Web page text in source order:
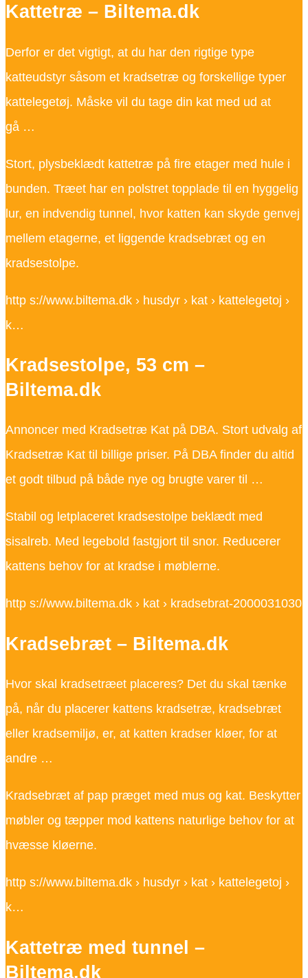
Kattetræ – Biltema.dk
Derfor er det vigtigt, at du har den rigtige type
katteudstyr såsom et kradsetræ og forskellige typer
kattelegetøj. Måske vil du tage din kat med ud at
gå …
Stort, plysbeklædt kattetræ på fire etager med hule i
bunden. Træet har en polstret topplade til en hyggelig
lur, en indvendig tunnel, hvor katten kan skyde genvej
mellem etagerne, et liggende kradsebræt og en
kradsestolpe.
http s://www.biltema.dk › husdyr › kat › kattelegetoj ›
k…
Kradsestolpe, 53 cm –
Biltema.dk
Annoncer med Kradsetræ Kat på DBA. Stort udvalg af
Kradsetræ Kat til billige priser. På DBA finder du altid
et godt tilbud på både nye og brugte varer til …
Stabil og letplaceret kradsestolpe beklædt med
sisalreb. Med legebold fastgjort til snor. Reducerer
kattens behov for at kradse i møblerne.
http s://www.biltema.dk › kat › kradsebrat-2000031030
Kradsebræt – Biltema.dk
Hvor skal kradsetræet placeres? Det du skal tænke
på, når du placerer kattens kradsetræ, kradsebræt
eller kradsemiljø, er, at katten kradser kløer, for at
andre …
Kradsebræt af pap præget med mus og kat. Beskytter
møbler og tæpper mod kattens naturlige behov for at
hvæsse kløerne.
http s://www.biltema.dk › husdyr › kat › kattelegetoj ›
k…
Kattetræ med tunnel –
Biltema.dk